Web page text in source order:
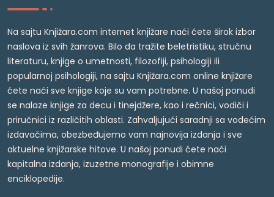
Na sajtu Knjižara.com internet knjižare naći ćete širok izbor
naslova iz svih žanrova. Bilo da tražite beletristiku, stručnu
literaturu, knjige o umetnosti, filozofiji, psihologiji ili
popularnoj psihologiji, na sajtu Knjižara.com online knjižare
ćete naći sve knjige koje su vam potrebne. U našoj ponudi
se nalaze knjige za decu i tinejdžere, kao i rečnici, vodiči i
priručnici iz različitih oblasti. Zahvaljujući saradnji sa vodećim
izdavačima, obezbeđujemo vam najnovija izdanja i sve
aktuelne knjižarske hitove. U našoj ponudi ćete naći
kapitalna izdanja, izuzetne monografije i obimne
enciklopedije.